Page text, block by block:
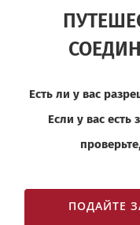
Есть ли у вас
Если у вас есть
ПОДАЙТЕ